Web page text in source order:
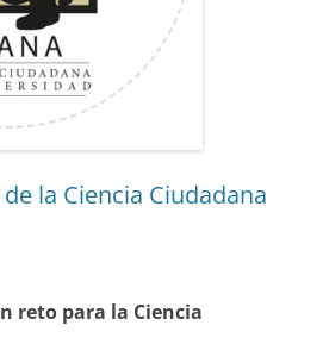
la Ciencia Ciudadana
reto para la Ciencia